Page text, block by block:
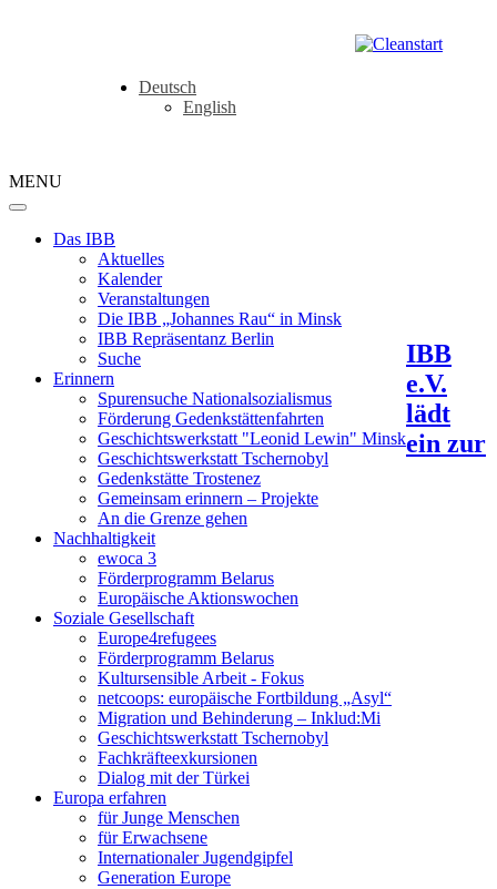
Deutsch
English
MENU
Das IBB
Aktuelles
Kalender
Veranstaltungen
Die IBB „Johannes Rau“ in Minsk
IBB Repräsentanz Berlin
Suche
Erinnern
Spurensuche Nationalsozialismus
Förderung Gedenkstättenfahrten
Geschichtswerkstatt "Leonid Lewin" Minsk
Geschichtswerkstatt Tschernobyl
Gedenkstätte Trostenez
Gemeinsam erinnern – Projekte
An die Grenze gehen
Nachhaltigkeit
ewoca 3
Förderprogramm Belarus
Europäische Aktionswochen
Soziale Gesellschaft
Europe4refugees
Förderprogramm Belarus
Kultursensible Arbeit - Fokus
netcoops: europäische Fortbildung „Asyl“
Migration und Behinderung – Inklud:Mi
Geschichtswerkstatt Tschernobyl
Fachkräfteexkursionen
Dialog mit der Türkei
Europa erfahren
für Junge Menschen
für Erwachsene
Internationaler Jugendgipfel
Generation Europe
IBB
e.V.
lädt
ein zur